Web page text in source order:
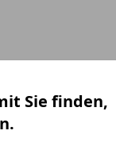
Sie finden,